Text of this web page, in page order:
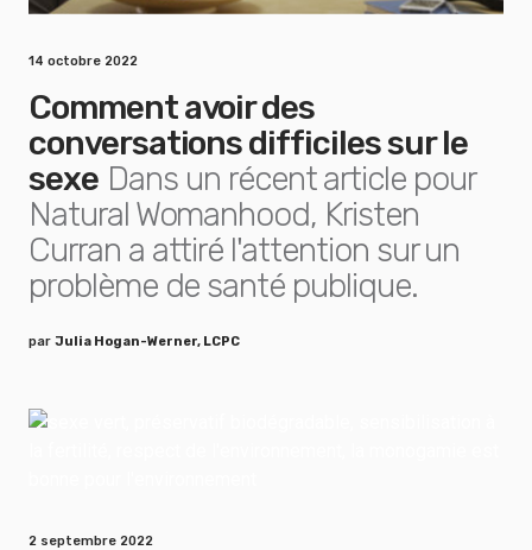
14 octobre 2022
Comment avoir des
conversations difficiles sur le
sexe Dans un récent article pour
Natural Womanhood, Kristen
Curran a attiré l'attention sur un
problème de santé publique.
par Julia Hogan-Werner, LCPC
2 septembre 2022